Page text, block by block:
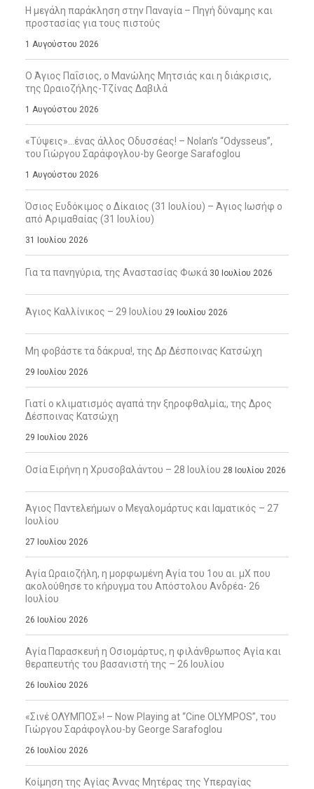
Η μεγάλη παράκληση στην Παναγία – Πηγή δύναμης και
προστασίας για τους πιστούς
1 Αυγούστου 2026
Ο Άγιος Παΐσιος, ο Μανώλης Μητσιάς και η διάκρισις,
της Ωραιοζήλης-Τζίνας Δαβιλά
1 Αυγούστου 2026
«Τύψεις»…ένας άλλος Οδυσσέας! – Nolan’s “Odysseus”,
του Γιώργου Σαράφογλου-by George Sarafoglou
1 Αυγούστου 2026
Όσιος Ευδόκιμος ο Δίκαιος (31 Ιουλίου) – Άγιος Ιωσήφ ο
από Αριμαθαίας (31 Ιουλίου)
31 Ιουλίου 2026
Για τα πανηγύρια, της Αναστασίας Φωκά 30 Ιουλίου 2026
Άγιος Καλλίνικος – 29 Ιουλίου 29 Ιουλίου 2026
Μη φοβάστε τα δάκρυα!, της Δρ Δέσποινας Κατσώχη
29 Ιουλίου 2026
Γιατί ο κλιματισμός αγαπά την ξηροφθαλμία;, της Δρος
Δέσποινας Κατσώχη
29 Ιουλίου 2026
Οσία Ειρήνη η Χρυσοβαλάντου – 28 Ιουλίου 28 Ιουλίου 2026
Άγιος Παντελεήμων ο Μεγαλομάρτυς και Ιαματικός – 27
Ιουλίου
27 Ιουλίου 2026
Αγία Ωραιοζήλη, η μορφωμένη Αγία του 1ου αι. μΧ που
ακολούθησε το κήρυγμα του Απόστολου Ανδρέα- 26
Ιουλίου
26 Ιουλίου 2026
Αγία Παρασκευή η Οσιομάρτυς, η φιλάνθρωπος Αγία και
θεραπευτής του βασανιστή της – 26 Ιουλίου
26 Ιουλίου 2026
«Σινέ ΟΛΥΜΠΟΣ»! – Now Playing at “Cine OLYMPOS”, του
Γιώργου Σαράφογλου-by George Sarafoglou
26 Ιουλίου 2026
Κοίμηση της Αγίας Άννας Μητέρας της Υπεραγίας